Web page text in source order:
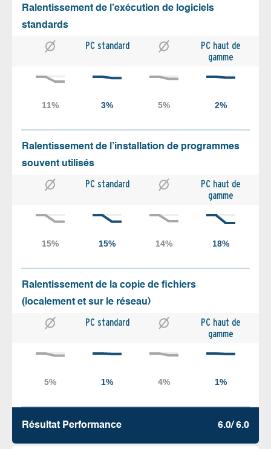
Ralentissement de l’exécution de logiciels
standards
PC standard
PC haut de
gamme
Ralentissement de l’installation de programmes
souvent utilisés
PC standard
PC haut de
gamme
Ralentissement de la copie de fichiers
(localement et sur le réseau)
PC standard
PC haut de
gamme
Résultat Performance 6.0/ 6.0